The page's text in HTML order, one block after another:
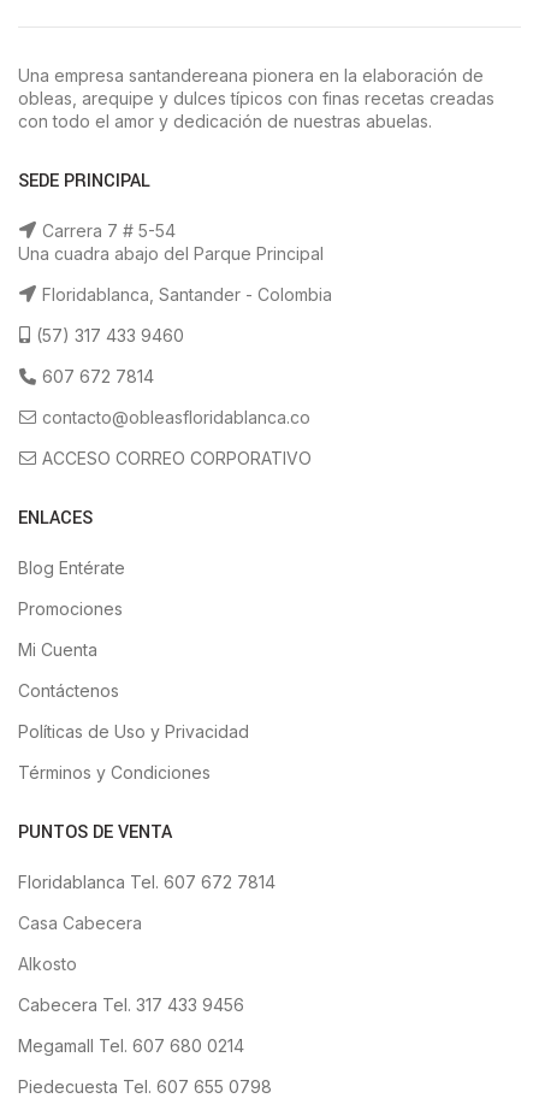
Una empresa santandereana pionera en la elaboración de
obleas, arequipe y dulces típicos con finas recetas creadas
con todo el amor y dedicación de nuestras abuelas.
SEDE PRINCIPAL
Carrera 7 # 5-54
Una cuadra abajo del Parque Principal
Floridablanca, Santander - Colombia
(57) 317 433 9460
607 672 7814
contacto@obleasfloridablanca.co
ACCESO CORREO CORPORATIVO
ENLACES
Blog Entérate
Promociones
Mi Cuenta
Contáctenos
Políticas de Uso y Privacidad
Términos y Condiciones
PUNTOS DE VENTA
Floridablanca Tel. 607 672 7814
Casa Cabecera
Alkosto
Cabecera Tel. 317 433 9456
Megamall Tel. 607 680 0214
Piedecuesta Tel. 607 655 0798